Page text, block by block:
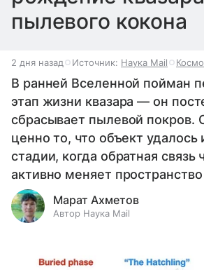
пылевого кокона
2 дня назад Источник: Наука Mail
В ранней Вселенной пойман
этап жизни квазара — он
сбрасывает пылевой покров.
ценно то, что объект удалось
стадии, когда обратная
активно меняет пространство
Марат Ахметов
Автор Наука Mail